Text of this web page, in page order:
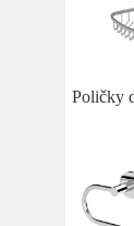
Poličky